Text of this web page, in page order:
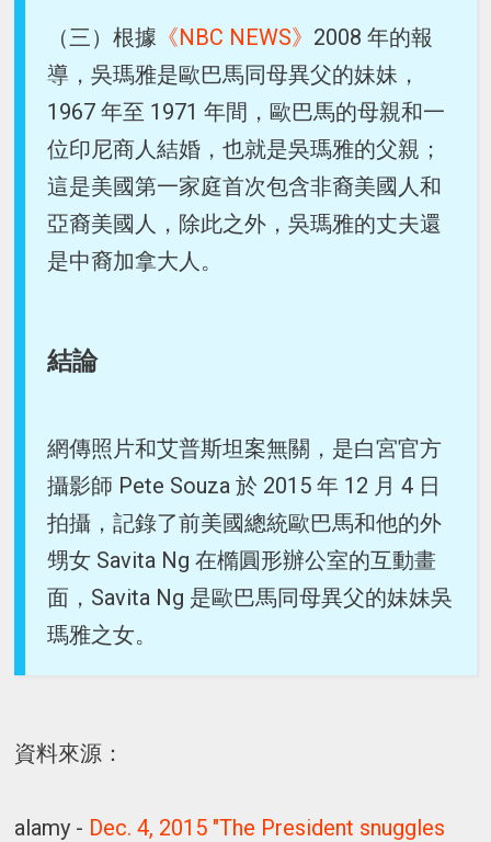
（三）根據 《NBC NEWS》 2008 年的報
導，吳瑪雅是歐巴馬同母異父的妹妹，
1967 年至 1971 年間，歐巴馬的母親和一
位印尼商人結婚，也就是吳瑪雅的父親；
這是美國第一家庭首次包含非裔美國人和
亞裔美國人，除此之外，吳瑪雅的丈夫還
是中裔加拿大人。
結論
網傳照片和艾普斯坦案無關，是白宮官方
攝影師 Pete Souza 於 2015 年 12 月 4 日
拍攝，記錄了前美國總統歐巴馬和他的外
甥女 Savita Ng 在橢圓形辦公室的互動畫
面，Savita Ng 是歐巴馬同母異父的妹妹吳
瑪雅之女。
資料來源：
alamy - Dec. 4, 2015 "The President snuggles